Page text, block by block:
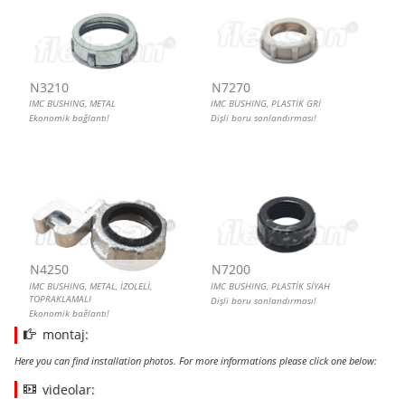
N3210
IMC BUSHING, METAL
Ekonomik bağlantı!
N7270
IMC BUSHING, PLASTİK GRİ
Dişli boru sonlandırması!
N4250
IMC BUSHING, METAL, İZOLELİ,
TOPRAKLAMALI
Ekonomik bağlantı!
N7200
IMC BUSHING, PLASTİK SİYAH
Dişli boru sonlandırması!
montaj:
Here you can find installation photos. For more informations please click one below:
videolar: